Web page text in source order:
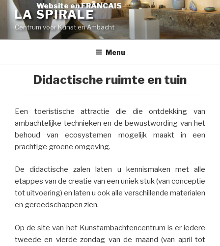
Website en FRANCAIS
Skip
to
content
LA SPIRALE
Centrum voor Kunst en Ambacht
Menu
Didactische ruimte en tuin
Een toeristische attractie die die ontdekking van
ambachtelijke technieken en de bewustwording van het
behoud van ecosystemen mogelijk maakt in een
prachtige groene omgeving.
De didactische zalen laten u kennismaken met alle
etappes van de creatie van een uniek stuk (van conceptie
tot uitvoering) en laten u ook alle verschillende materialen
en gereedschappen zien.
Op de site van het Kunstambachtencentrum is er iedere
tweede en vierde zondag van de maand (van april tot